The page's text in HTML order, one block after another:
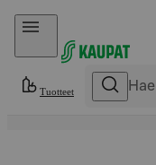
Hyppää sisältöön
Tuotteet